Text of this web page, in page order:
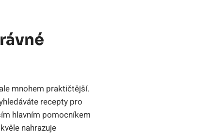
mnohem praktičtější.
recepty pro
hlavním pomocníkem
nahrazuje